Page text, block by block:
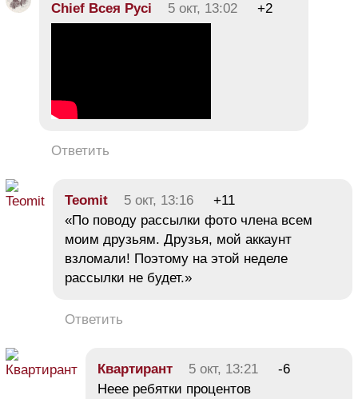
Chief Всея Русі 5 окт, 13:02 +2
Ответить
Teomit 5 окт, 13:16
+11
«По поводу рассылки фото члена всем
моим друзьям. Друзья, мой аккаунт
взломали! Поэтому на этой неделе
рассылки не будет.»
Ответить
Квартирант 5 окт, 13:21
-6
Неее ребятки процентов